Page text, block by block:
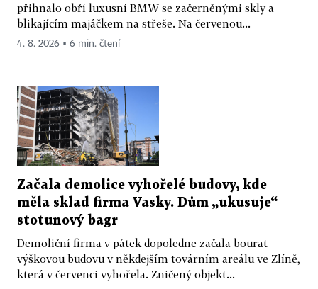
přihnalo obří luxusní BMW se začerněnými skly a
blikajícím majáčkem na střeše. Na červenou...
4. 8. 2026 ▪ 6 min. čtení
Začala demolice vyhořelé budovy, kde
měla sklad firma Vasky. Dům „ukusuje“
stotunový bagr
Demoliční firma v pátek dopoledne začala bourat
výškovou budovu v někdejším továrním areálu ve Zlíně,
která v červenci vyhořela. Zničený objekt...